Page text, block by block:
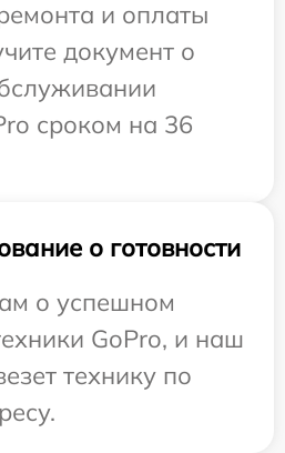
и оплаты
документ о
сроком на 36
о готовности
о успешном
GoPro, и наш
технику по